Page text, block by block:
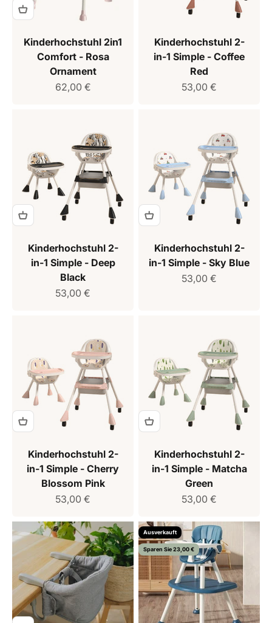
Kinderhochstuhl 2in1
Comfort - Rosa
Ornament
Verkaufspreis
62,00 €
Kinderhochstuhl 2-
in-1 Simple - Coffee
Red
Verkaufspreis
53,00 €
Kinderhochstuhl 2-
in-1 Simple - Deep
Black
Verkaufspreis
53,00 €
Kinderhochstuhl 2-
in-1 Simple - Sky Blue
Verkaufspreis
53,00 €
Kinderhochstuhl 2-
in-1 Simple - Cherry
Blossom Pink
Verkaufspreis
53,00 €
Kinderhochstuhl 2-
in-1 Simple - Matcha
Green
Verkaufspreis
53,00 €
Ausverkauft
Sparen Sie 23,00 €